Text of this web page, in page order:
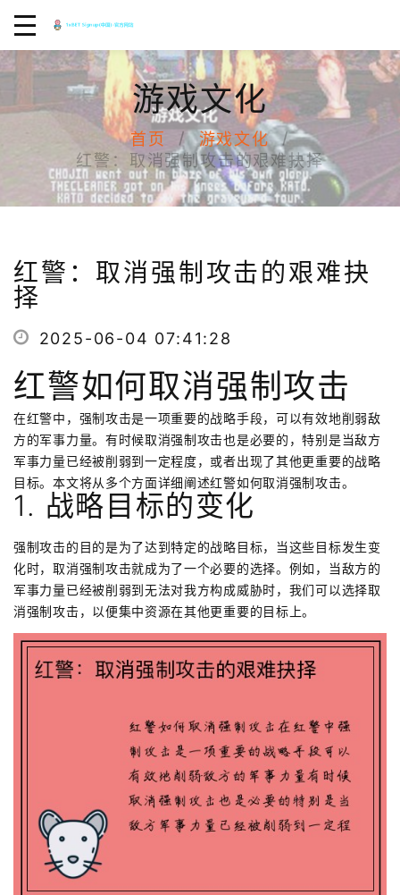
游戏文化
首页
游戏文化
红警：取消强制攻击的艰难抉择
红警：取消强制攻击的艰难抉
择
2025-06-04 07:41:28
红警如何取消强制攻击
在红警中，强制攻击是一项重要的战略手段，可以有效地削弱敌
方的军事力量。有时候取消强制攻击也是必要的，特别是当敌方
军事力量已经被削弱到一定程度，或者出现了其他更重要的战略
目标。本文将从多个方面详细阐述红警如何取消强制攻击。
1. 战略目标的变化
强制攻击的目的是为了达到特定的战略目标，当这些目标发生变
化时，取消强制攻击就成为了一个必要的选择。例如，当敌方的
军事力量已经被削弱到无法对我方构成威胁时，我们可以选择取
消强制攻击，以便集中资源在其他更重要的目标上。